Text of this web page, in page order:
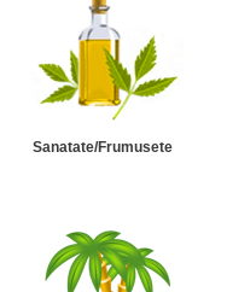
Sanatate/Frumusete